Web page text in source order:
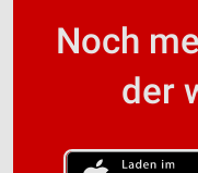
Noch
der